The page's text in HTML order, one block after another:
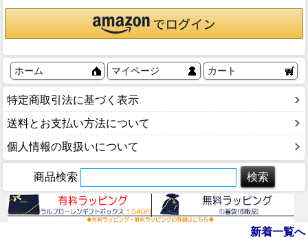
ホーム マイページ カート
特定商取引法に基づく表示
送料とお支払い方法について
個人情報の取扱いについて
商品検索
新着一覧へ